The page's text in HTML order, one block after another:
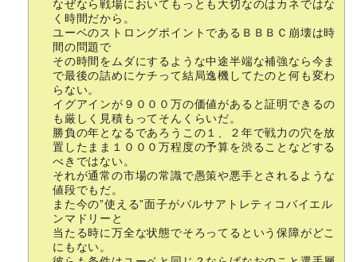
なぜなら戦場においてもっとも大切なのはカネではな
く時間だから。
ユーベのストロングポイントであるＢＢＢＣ崩壊は時
間の問題で
その時間をムダにするような中途半端な補強なら今ま
で最後の詰めにケチって結局逸機してたのと何も変わ
らない。
イグアインが９０００万の価値があると証明できるの
も厳しく見積もってそんくらいだ。
勝負の年となるであろうこの１、２年で戦力の穴を放
置したまま１０００万程度の予算を渋ることなどする
べきではない。
それが通常の市場の常識で愚策や悪手とされるような
値段でもだ。
また今の”使える”面子がバルサアトレティコバイエル
ンマドリーと
当たる時に万全な状態でそろってるという保障がどこ
にもない。